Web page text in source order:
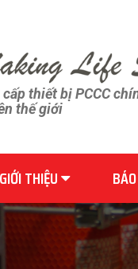
thiết bị PCCC
thế giới
GIỚI THIỆU